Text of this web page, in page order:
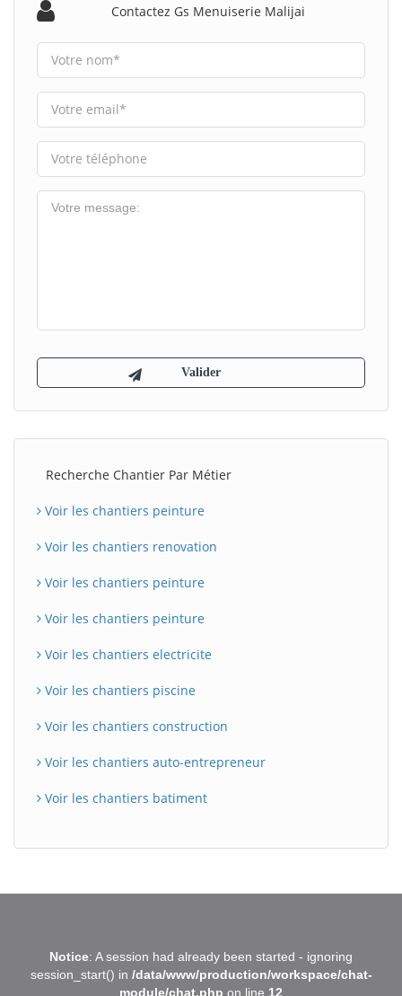
Contactez Gs Menuiserie Malijai
Recherche Chantier Par Métier
Voir les chantiers peinture
Voir les chantiers renovation
Voir les chantiers peinture
Voir les chantiers peinture
Voir les chantiers electricite
Voir les chantiers piscine
Voir les chantiers construction
Voir les chantiers auto-entrepreneur
Voir les chantiers batiment
Notice: A session had already been started - ignoring
session_start() in /data/www/production/workspace/chat-
module/chat.php on line 12
B
Assistant en ligne